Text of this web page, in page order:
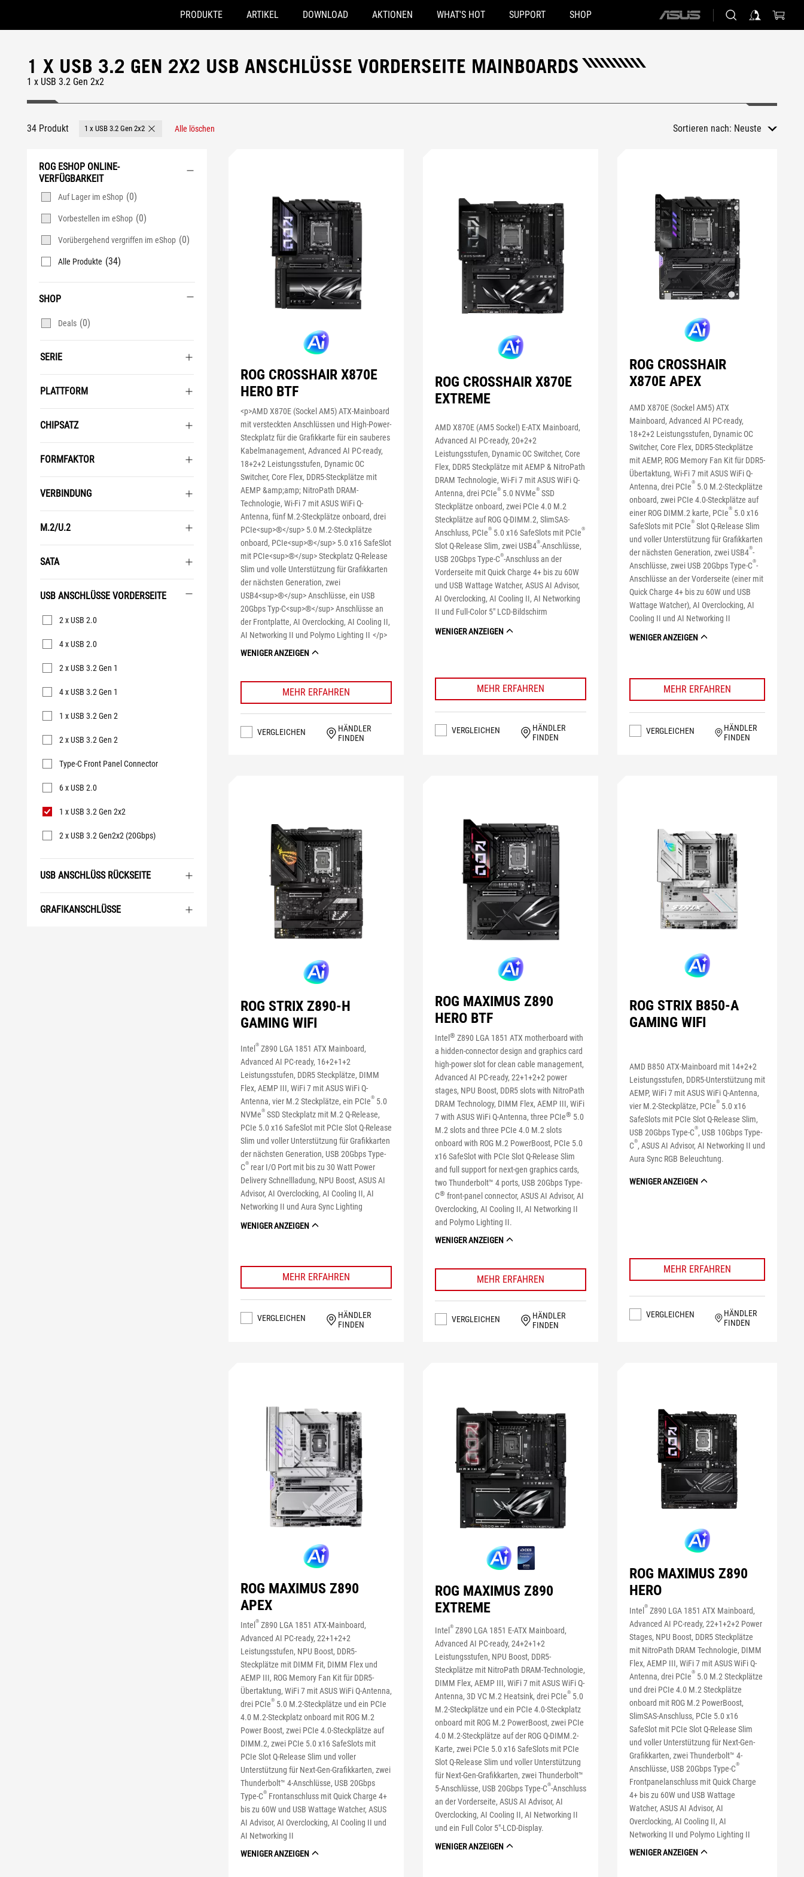
Accessibility links
PRODUKTE ARTIKEL DOWNLOAD AKTIONEN WHAT'S HOT SUPPORT SHOP
ASUS
1 X USB 3.2 GEN 2X2 USB ANSCHLÜSSE VORDERSEITE MAINBOARDS
1 x USB 3.2 Gen 2x2
34 Produkt 1 x USB 3.2 Gen 2x2 Remove 1 x USB 3.2 Gen 2x2
Alle löschen Sortieren nach: Neuste
ROG ESHOP ONLINE-
VERFÜGBARKEIT
Auf Lager im eShop (0)
Vorbestellen im eShop (0)
Vorübergehend vergriffen im eShop (0)
Alle Produkte (34)
SHOP
Deals (0)
SERIE
PLATTFORM
CHIPSATZ
FORMFAKTOR
VERBINDUNG
M.2/U.2
SATA
USB ANSCHLÜSSE VORDERSEITE
USB
Anschlüsse
2 x USB 2.0
4 x USB 2.0
2 x USB 3.2 Gen 1
4 x USB 3.2 Gen 1
1 x USB 3.2 Gen 2
2 x USB 3.2 Gen 2
Type-C Front Panel Connector
6 x USB 2.0
1 x USB 3.2 Gen 2x2
2 x USB 3.2 Gen2x2 (20Gbps)
USB ANSCHLÜSS RÜCKSEITE
GRAFIKANSCHLÜSSE
ROG CROSSHAIR X870E
HERO BTF
<p>AMD X870E (Sockel AM5) ATX-Mainboard
mit versteckten Anschlüssen und High-Power-
Steckplatz für die Grafikkarte für ein sauberes
Kabelmanagement, Advanced AI PC-ready,
18+2+2 Leistungsstufen, Dynamic OC
Switcher, Core Flex, DDR5-Steckplätze mit
AEMP &amp;amp; NitroPath DRAM-
Technologie, Wi-Fi 7 mit ASUS WiFi Q-
Antenna, fünf M.2-Steckplätze onboard, drei
PCIe<sup>®</sup> 5.0 M.2-Steckplätze
onboard, PCIe<sup>®</sup> 5.0 x16 SafeSlot
mit PCIe<sup>®</sup> Steckplatz Q-Release
Slim und volle Unterstützung für Grafikkarten
der nächsten Generation, zwei
USB4<sup>®</sup> Anschlüsse, ein USB
20Gbps Typ-C<sup>®</sup> Anschlüsse an
der Frontplatte, AI Overclocking, AI Cooling II,
AI Networking II und Polymo Lighting II </p>
WENIGER ANZEIGEN
MEHR ERFAHREN
VERGLEICHEN
HÄNDLER
FINDEN
ROG CROSSHAIR X870E
EXTREME
AMD X870E (AM5 Sockel) E-ATX Mainboard,
Advanced AI PC-ready, 20+2+2
Leistungsstufen, Dynamic OC Switcher, Core
Flex, DDR5 Steckplätze mit AEMP & NitroPath
DRAM Technologie, Wi-Fi 7 mit ASUS WiFi Q-
Antenna, drei PCIe®5.0 NVMe®SSD
Steckplätze onboard, zwei PCIe 4.0 M.2
Steckplätze auf ROG Q-DIMM.2, SlimSAS-
Anschluss, PCIe®5.0 x16 SafeSlots mit PCIe®
Slot Q-Release Slim, zwei USB4®-Anschlüsse,
USB 20Gbps Type-C®-Anschluss an der
Vorderseite mit Quick Charge 4+ bis zu 60W
und USB Wattage Watcher, ASUS AI Advisor,
AI Overclocking, AI Cooling II, AI Networking
II und Full-Color 5" LCD-Bildschirm
WENIGER ANZEIGEN
MEHR ERFAHREN
VERGLEICHEN
HÄNDLER
FINDEN
ROG CROSSHAIR
X870E APEX
AMD X870E (Sockel AM5) ATX
Mainboard, Advanced AI PC-ready,
18+2+2 Leistungsstufen, Dynamic OC
Switcher, Core Flex, DDR5-Steckplätze
mit AEMP, ROG Memory Fan Kit für DDR5-
Übertaktung, Wi-Fi 7 mit ASUS WiFi Q-
Antenna, drei PCIe®5.0 M.2-Steckplätze
onboard, zwei PCIe 4.0-Steckplätze auf
einer ROG DIMM.2 karte, PCIe®5.0 x16
SafeSlots mit PCIe®Slot Q-Release Slim
und voller Unterstützung für Grafikkarten
der nächsten Generation, zwei USB4®-
Anschlüsse, zwei USB 20Gbps Type-C®-
Anschlüsse an der Vorderseite (einer mit
Quick Charge 4+ bis zu 60W und USB
Wattage Watcher), AI Overclocking, AI
Cooling II und AI Networking II
WENIGER ANZEIGEN
MEHR ERFAHREN
VERGLEICHEN
HÄNDLER
FINDEN
ROG STRIX Z890-H
GAMING WIFI
Intel ®Z890 LGA 1851 ATX Mainboard,
Advanced AI PC-ready, 16+2+1+2
Leistungsstufen, DDR5 Steckplätze, DIMM
Flex, AEMP III, WiFi 7 mit ASUS WiFi Q-
Antenna, vier M.2 Steckplätze, ein PCIe®5.0
NVMe®SSD Steckplatz mit M.2 Q-Release,
PCIe 5.0 x16 SafeSlot mit PCIe Slot Q-Release
Slim und voller Unterstützung für Grafikkarten
der nächsten Generation, USB 20Gbps Type-
C®rear I/O Port mit bis zu 30 Watt Power
Delivery Schnellladung, NPU Boost, ASUS AI
Advisor, AI Overclocking, AI Cooling II, AI
Networking II und Aura Sync Lighting
WENIGER ANZEIGEN
MEHR ERFAHREN
VERGLEICHEN
HÄNDLER
FINDEN
ROG MAXIMUS Z890
HERO BTF
Intel ® Z890 LGA 1851 ATX motherboard with
a hidden-connector design and graphics card
high-power slot for clean cable management,
Advanced AI PC-ready, 22+1+2+2 power
stages, NPU Boost, DDR5 slots with NitroPath
DRAM Technology, DIMM Flex, AEMP III, WiFi
7 with ASUS WiFi Q-Antenna, three PCIe® 5.0
M.2 slots and three PCIe 4.0 M.2 slots
onboard with ROG M.2 PowerBoost, PCIe 5.0
x16 SafeSlot with PCIe Slot Q-Release Slim
and full support for next-gen graphics cards,
two Thunderbolt™ 4 ports, USB 20Gbps Type-
C® front-panel connector, ASUS AI Advisor, AI
Overclocking, AI Cooling II, AI Networking II
and Polymo Lighting II.
WENIGER ANZEIGEN
MEHR ERFAHREN
VERGLEICHEN
HÄNDLER
FINDEN
ROG STRIX B850-A
GAMING WIFI
AMD B850 ATX-Mainboard mit 14+2+2
Leistungsstufen, DDR5-Unterstützung mit
AEMP, WiFi 7 mit ASUS WiFi Q-Antenna,
vier M.2-Steckplätze, PCIe®5.0 x16
SafeSlots mit PCIe Slot Q-Release Slim,
USB 20Gbps Type-C®, USB 10Gbps Type-
C®, ASUS AI Advisor, AI Networking II und
Aura Sync RGB Beleuchtung.
WENIGER ANZEIGEN
MEHR ERFAHREN
VERGLEICHEN
HÄNDLER
FINDEN
ROG MAXIMUS Z890
APEX
Intel ®Z890 LGA 1851 ATX-Mainboard,
Advanced AI PC-ready, 22+1+2+2
Leistungsstufen, NPU Boost, DDR5-
Steckplätze mit DIMM Fit, DIMM Flex und
AEMP III, ROG Memory Fan Kit für DDR5-
Übertaktung, WiFi 7 mit ASUS WiFi Q-Antenna,
drei PCIe®5.0 M.2-Steckplätze und ein PCIe
4.0 M.2-Steckplatz onboard mit ROG M.2
Power Boost, zwei PCIe 4.0-Steckplätze auf
DIMM.2, zwei PCIe 5.0 x16 SafeSlots mit
PCIe Slot Q-Release Slim und voller
Unterstützung für Next-Gen-Grafikkarten, zwei
Thunderbolt™ 4-Anschlüsse, USB 20Gbps
Type-C®Frontanschluss mit Quick Charge 4+
bis zu 60W und USB Wattage Watcher, ASUS
AI Advisor, AI Overclocking, AI Cooling II und
AI Networking II
WENIGER ANZEIGEN
ROG MAXIMUS Z890
EXTREME
Intel ®Z890 LGA 1851 E-ATX Mainboard,
Advanced AI PC-ready, 24+2+1+2
Leistungsstufen, NPU Boost, DDR5-
Steckplätze mit NitroPath DRAM-Technologie,
DIMM Flex, AEMP III, WiFi 7 mit ASUS WiFi Q-
Antenna, 3D VC M.2 Heatsink, drei PCIe®5.0
M.2-Steckplätze und ein PCIe 4.0-Steckplatz
onboard mit ROG M.2 PowerBoost, zwei PCIe
4.0 M.2-Steckplätze auf der ROG Q-DIMM.2-
Karte, zwei PCIe 5.0 x16 SafeSlots mit PCIe
Slot Q-Release Slim und voller Unterstützung
für Next-Gen-Grafikkarten, zwei Thunderbolt™
5-Anschlüsse, USB 20Gbps Type-C®-Anschluss
an der Vorderseite, ASUS AI Advisor, AI
Overclocking, AI Cooling II, AI Networking II
und ein Full Color 5"-LCD-Display.
WENIGER ANZEIGEN
ROG MAXIMUS Z890
HERO
Intel®Z890 LGA 1851 ATX Mainboard,
Advanced AI PC-ready, 22+1+2+2 Power
Stages, NPU Boost, DDR5 Steckplätze
mit NitroPath DRAM Technologie, DIMM
Flex, AEMP III, WiFi 7 mit ASUS WiFi Q-
Antenna, drei PCIe®5.0 M.2 Steckplätze
und drei PCIe 4.0 M.2 Steckplätze
onboard mit ROG M.2 PowerBoost,
SlimSAS-Anschluss, PCIe 5.0 x16
SafeSlot mit PCIe Slot Q-Release Slim
und voller Unterstützung für Next-Gen-
Grafikkarten, zwei Thunderbolt™ 4-
Anschlüsse, USB 20Gbps Type-C®
Frontpanelanschluss mit Quick Charge
4+ bis zu 60W und USB Wattage
Watcher, ASUS AI Advisor, AI
Overclocking, AI Cooling II, AI
Networking II und Polymo Lighting II
WENIGER ANZEIGEN